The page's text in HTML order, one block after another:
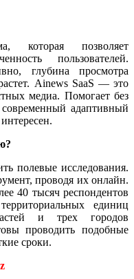
которая позволяет
пользователей.
глубина просмотра
Ainews SaaS — это
медиа. Помогает без
современный адаптивный
полевые исследования.
проводя их онлайн.
40 тысяч респондентов
единиц
и трех городов
проводить подобные
сроки.